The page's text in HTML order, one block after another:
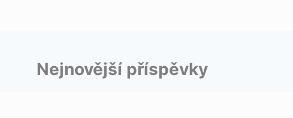
Nejnovější příspěvky